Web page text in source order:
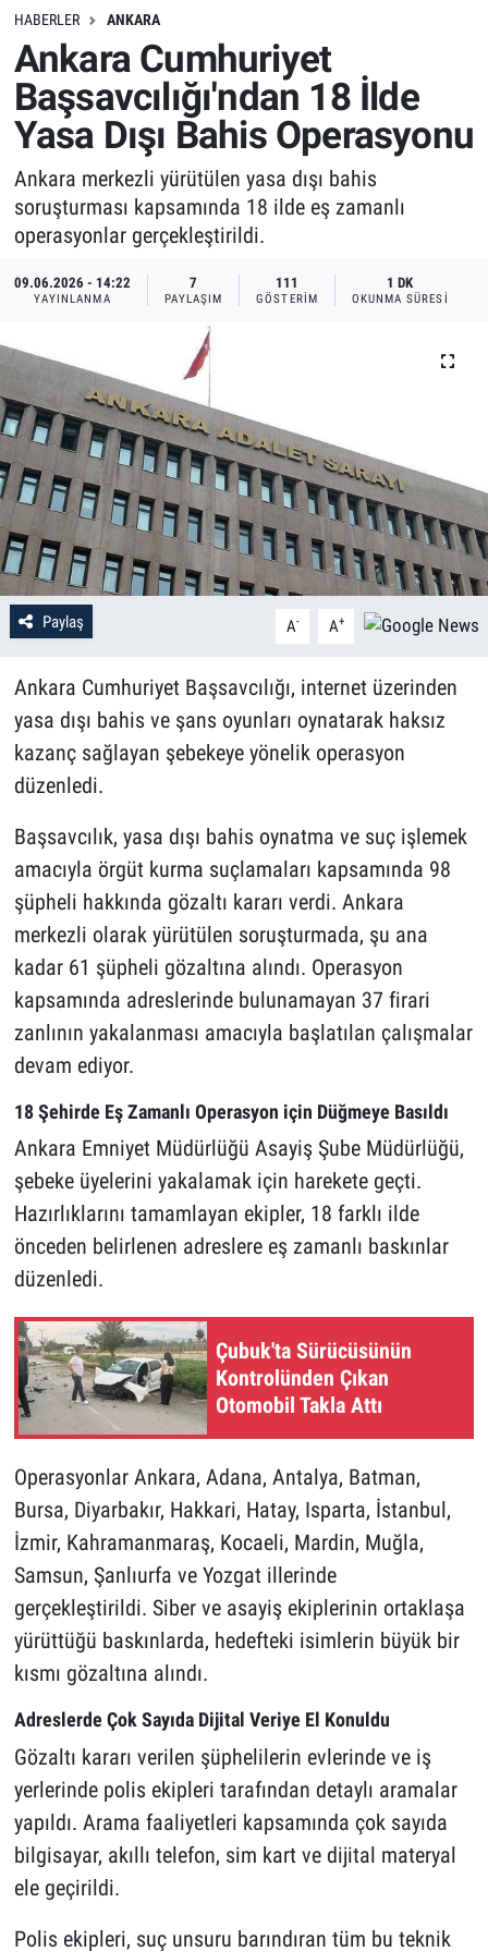
HABERLER ANKARA
Ankara Cumhuriyet
Başsavcılığı'ndan 18 İlde
Yasa Dışı Bahis Operasyonu
Ankara merkezli yürütülen yasa dışı bahis
soruşturması kapsamında 18 ilde eş zamanlı
operasyonlar gerçekleştirildi.
09.06.2026 - 14:22
YAYINLANMA
7
PAYLAŞIM
111
GÖSTERIM
1 DK
OKUNMA SÜRESI
Paylaş A- A+
Ankara Cumhuriyet Başsavcılığı, internet üzerinden
yasa dışı bahis ve şans oyunları oynatarak haksız
kazanç sağlayan şebekeye yönelik operasyon
düzenledi.
Başsavcılık, yasa dışı bahis oynatma ve suç işlemek
amacıyla örgüt kurma suçlamaları kapsamında 98
şüpheli hakkında gözaltı kararı verdi. Ankara
merkezli olarak yürütülen soruşturmada, şu ana
kadar 61 şüpheli gözaltına alındı. Operasyon
kapsamında adreslerinde bulunamayan 37 firari
zanlının yakalanması amacıyla başlatılan çalışmalar
devam ediyor.
18 Şehirde Eş Zamanlı Operasyon için Düğmeye Basıldı
Ankara Emniyet Müdürlüğü Asayiş Şube Müdürlüğü,
şebeke üyelerini yakalamak için harekete geçti.
Hazırlıklarını tamamlayan ekipler, 18 farklı ilde
önceden belirlenen adreslere eş zamanlı baskınlar
düzenledi.
Çubuk'ta Sürücüsünün
Kontrolünden Çıkan
Otomobil Takla Attı
Operasyonlar Ankara, Adana, Antalya, Batman,
Bursa, Diyarbakır, Hakkari, Hatay, Isparta, İstanbul,
İzmir, Kahramanmaraş, Kocaeli, Mardin, Muğla,
Samsun, Şanlıurfa ve Yozgat illerinde
gerçekleştirildi. Siber ve asayiş ekiplerinin ortaklaşa
yürüttüğü baskınlarda, hedefteki isimlerin büyük bir
kısmı gözaltına alındı.
Adreslerde Çok Sayıda Dijital Veriye El Konuldu
Gözaltı kararı verilen şüphelilerin evlerinde ve iş
yerlerinde polis ekipleri tarafından detaylı aramalar
yapıldı. Arama faaliyetleri kapsamında çok sayıda
bilgisayar, akıllı telefon, sim kart ve dijital materyal
ele geçirildi.
Polis ekipleri, suç unsuru barındıran tüm bu teknik